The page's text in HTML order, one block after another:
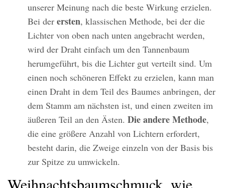
unserer Meinung nach die beste Wirkung erzielen.
Bei der ersten, klassischen Methode, bei der die
Lichter von oben nach unten angebracht werden,
wird der Draht einfach um den Tannenbaum
herumgeführt, bis die Lichter gut verteilt sind. Um
einen noch schöneren Effekt zu erzielen, kann man
einen Draht in dem Teil des Baumes anbringen, der
dem Stamm am nächsten ist, und einen zweiten im
äußeren Teil an den Ästen. Die andere Methode,
die eine größere Anzahl von Lichtern erfordert,
besteht darin, die Zweige einzeln von der Basis bis
zur Spitze zu umwickeln.
Weihnachtsbaumschmuck, wie